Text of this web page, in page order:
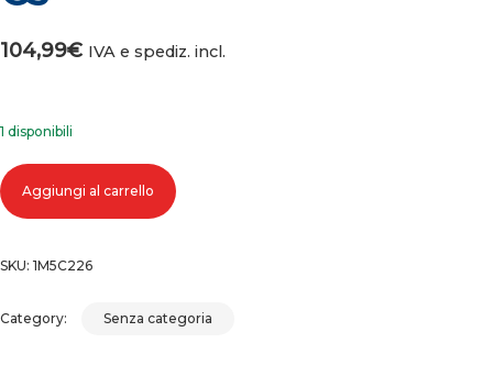
104,99€ IVA e spediz. incl.
1 disponibili
Cofano anteriore citroen c3 quantità
Aggiungi al carrello
SKU: 1M5C226
Category: Senza categoria